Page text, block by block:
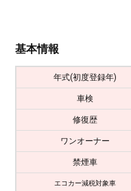
基本情報
年式(初度登録年)
車検
修復歴
ワンオーナー
禁煙車
エコカー減税対象車